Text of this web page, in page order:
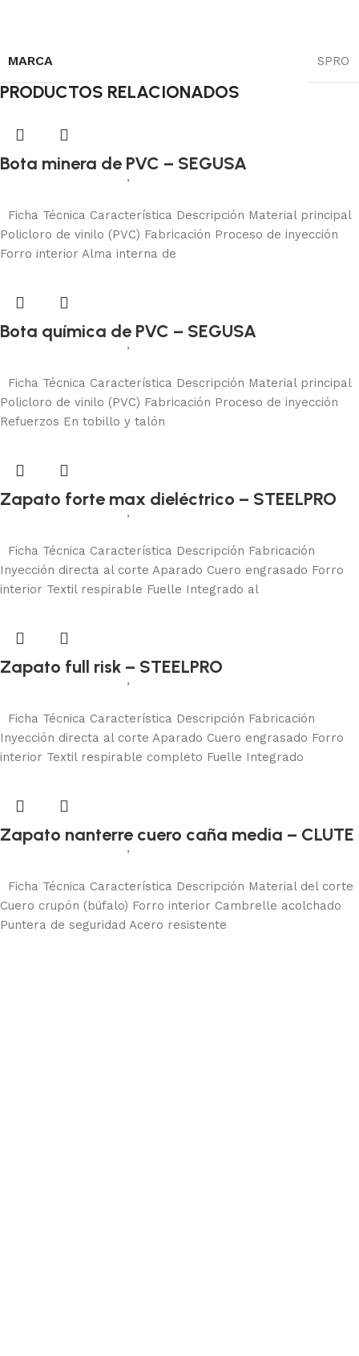
MARCA SPRO
PRODUCTOS RELACIONADOS
Bota minera de PVC – SEGUSA
,
Ficha Técnica Característica Descripción Material principal
Policloro de vinilo (PVC) Fabricación Proceso de inyección
Forro interior Alma interna de
Bota química de PVC – SEGUSA
Calzado de seguridad ,
Ficha Técnica Característica Descripción Material principal
Policloro de vinilo (PVC) Fabricación Proceso de inyección
Refuerzos En tobillo y talón
Zapato forte max dieléctrico – STEELPRO
Calzado de seguridad ,
Ficha Técnica Característica Descripción Fabricación
Inyección directa al corte Aparado Cuero engrasado Forro
interior Textil respirable Fuelle Integrado al
Zapato full risk – STEELPRO
Calzado de seguridad ,
Ficha Técnica Característica Descripción Fabricación
Inyección directa al corte Aparado Cuero engrasado Forro
interior Textil respirable completo Fuelle Integrado
Zapato nanterre cuero caña media – CLUTE
Calzado de seguridad ,
Ficha Técnica Característica Descripción Material del corte
Cuero crupón (búfalo) Forro interior Cambrelle acolchado
Puntera de seguridad Acero resistente